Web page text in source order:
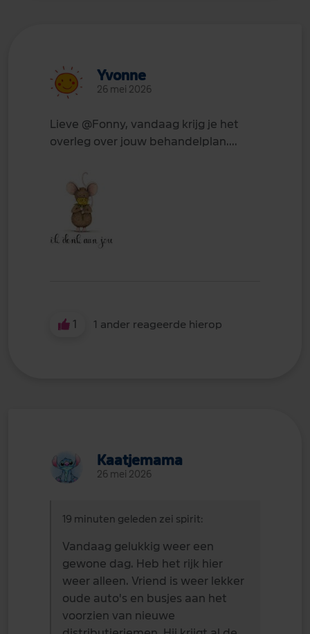
Yvonne
26 mei 2026
Lieve @Fonny, vandaag krijg je het
overleg over jouw behandelplan....
1 1 ander reageerde hierop
Kaatjemama
26 mei 2026
19 minuten geleden zei spirit:
Vandaag gelukkig weer een
gewone dag. Heb het rijk hier
weer alleen. Vriend is weer lekker
oude auto's en busjes aan het
voorzien van nieuwe